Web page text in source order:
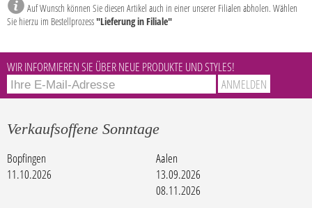
Auf Wunsch können Sie diesen Artikel auch in einer unserer Filialen abholen. Wählen
Sie hierzu im Bestellprozess"Lieferung in Filiale"
WIR INFORMIEREN SIE ÜBER NEUE PRODUKTE UND STYLES!
Verkaufsoffene Sonntage
Bopfingen
11.10.2026
Aalen
13.09.2026
08.11.2026